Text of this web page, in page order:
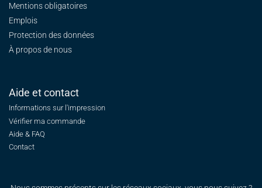
Mentions obligatoires
Emplois
Protection des données
À propos de nous
Aide et contact
Informations sur l'impression
Vérifier ma commande
Aide & FAQ
Contact